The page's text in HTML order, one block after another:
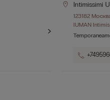
Intimissimi
123182
IUMAN